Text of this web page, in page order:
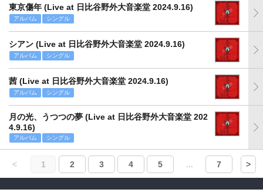
東京傷年 (Live at 日比谷野外大音楽堂 2024.9.16)
アルバム シングル
シアン (Live at 日比谷野外大音楽堂 2024.9.16)
アルバム シングル
茜 (Live at 日比谷野外大音楽堂 2024.9.16)
アルバム シングル
月の光、うつつの夢 (Live at 日比谷野外大音楽堂 202
4.9.16)
アルバム シングル
< 1 2 3 4 5 ... 7 >